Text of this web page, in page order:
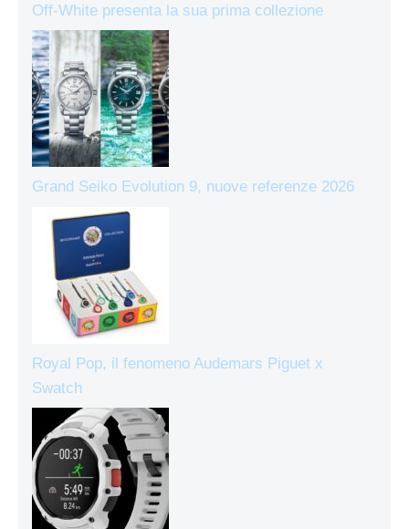
Off-White presenta la sua prima collezione
Grand Seiko Evolution 9, nuove referenze 2026
Royal Pop, il fenomeno Audemars Piguet x
Swatch